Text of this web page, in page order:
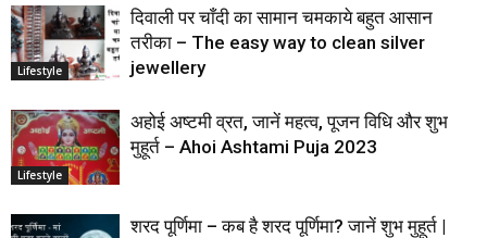
Lifestyle
दिवाली पर चाँदी का सामान चमकाये बहुत आसान
तरीका – The easy way to clean silver
jewellery
Lifestyle
अहोई अष्टमी व्रत, जानें महत्व, पूजन विधि और शुभ
मुहूर्त – Ahoi Ashtami Puja 2023
शरद पूर्णिमा – कब है शरद पूर्णिमा? जानें शुभ मुहूर्त |